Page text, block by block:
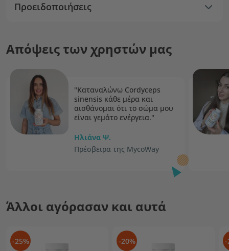
Προειδοποιήσεις
Απόψεις των χρηστών μας
"Καταναλώνω Cordyceps
sinensis κάθε μέρα και
αισθάνομαι ότι το σώμα μου
είναι γεμάτο ενέργεια."
Ηλιάνα Ψ.
Πρέσβειρα της MycoWay
Άλλοι αγόρασαν και αυτά
-25% -20% -